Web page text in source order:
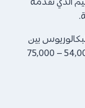
بين
35,000 – 70,000 درهم إماراتي سنويًا. وبين 54,000 – 75,000